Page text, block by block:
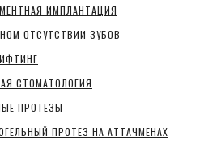
ИМПЛАНТАЦИЯ
ОТСУТСТВИИ ЗУБОВ
СТОМАТОЛОГИЯ
ПРОТЕЗЫ
ПРОТЕЗ НА АТТАЧМЕНАХ